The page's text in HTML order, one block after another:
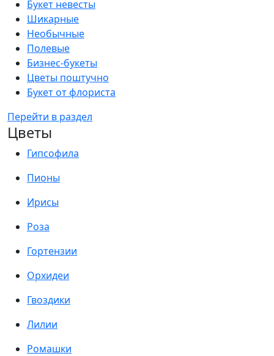
Букет невесты
Шикарные
Необычные
Полевые
Бизнес-букеты
Цветы поштучно
Букет от флориста
Перейти в раздел
Цветы
Гипсофила
Пионы
Ирисы
Роза
Гортензии
Орхидеи
Гвоздики
Лилии
Ромашки